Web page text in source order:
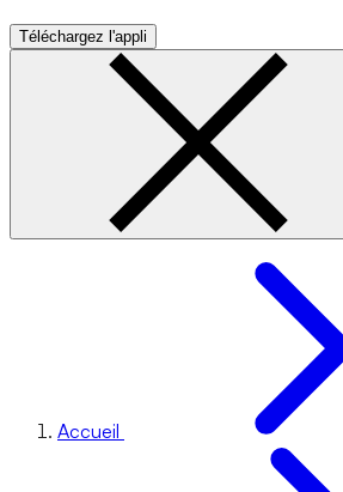
Téléchargez l'appli
Accueil